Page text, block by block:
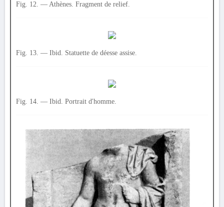
Fig. 12. — Athènes. Fragment de relief.
Fig. 13. — Ibid. Statuette de déesse assise.
Fig. 14. — Ibid. Portrait d'homme.